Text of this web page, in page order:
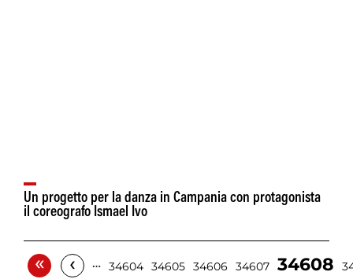
Un progetto per la danza in Campania con protagonista
il coreografo Ismael Ivo
« ‹ … 34604 34605 34606 34607 34608